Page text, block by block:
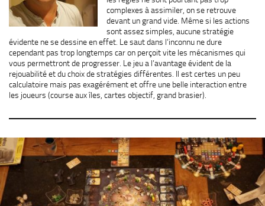
complexes à assimiler, on se retrouve
devant un grand vide. Même si les actions
sont assez simples, aucune stratégie
évidente ne se dessine en effet. Le saut dans l’inconnu ne dure
cependant pas trop longtemps car on perçoit vite les mécanismes qui
vous permettront de progresser. Le jeu a l’avantage évident de la
rejouabilité et du choix de stratégies différentes. Il est certes un peu
calculatoire mais pas exagérément et offre une belle interaction entre
les joueurs (course aux îles, cartes objectif, grand brasier).